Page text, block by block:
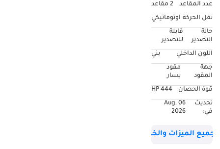
ثلاثينيات القرن
الماضي، وكُشف
لأول مرة كنموذج أولي
في عام 2003 قبل أن
إشادة واسعة.
حافظت سبايدر على
للتصميم الأصلي، مع
عدد المقاعد
2 مقاعد
نقل الحركة اوتوماتيكي
حالة
التصدير
قابلة
للتصدير
اللون الداخلي
بني
جهة
المقود
مقود
يسار
قوة الحصان
444 HP
تحديث
في:
06 Aug,
2026
جميع الميزات والخصائص